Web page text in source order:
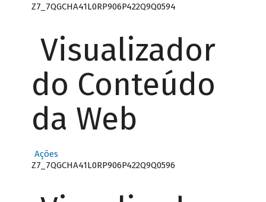
Z7_7QGCHA41L0RP906P422Q9Q0594
Visualizador
do Conteúdo
da Web
Ações
Z7_7QGCHA41L0RP906P422Q9Q0596